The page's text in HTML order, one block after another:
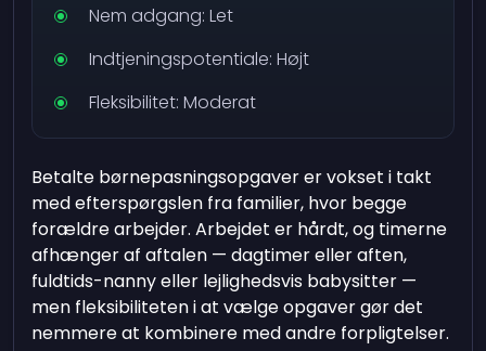
Nem adgang: Let
Indtjeningspotentiale: Højt
Fleksibilitet: Moderat
Betalte børnepasningsopgaver er vokset i takt
med efterspørgslen fra familier, hvor begge
forældre arbejder. Arbejdet er hårdt, og timerne
afhænger af aftalen — dagtimer eller aften,
fuldtids-nanny eller lejlighedsvis babysitter —
men fleksibiliteten i at vælge opgaver gør det
nemmere at kombinere med andre forpligtelser.